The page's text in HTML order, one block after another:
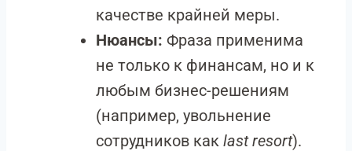
качестве крайней меры.
Нюансы: Фраза применима
не только к финансам, но и к
любым бизнес-решениям
(например, увольнение
сотрудников как last resort).